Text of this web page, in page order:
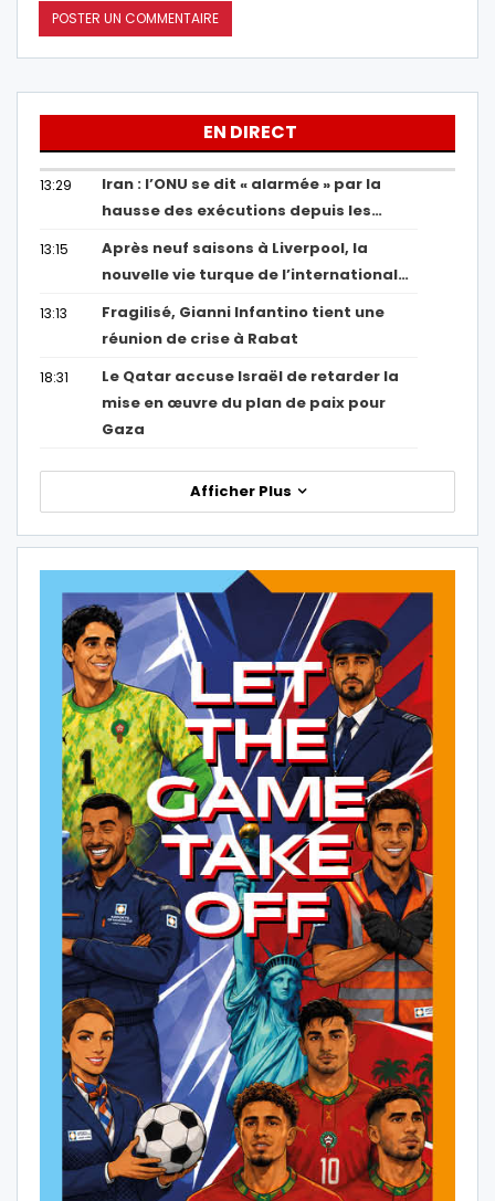
EN DIRECT
13:29
Iran : l’ONU se dit « alarmée » par la
hausse des exécutions depuis les…
13:15
Après neuf saisons à Liverpool, la
nouvelle vie turque de l’international…
13:13
Fragilisé, Gianni Infantino tient une
réunion de crise à Rabat
18:31
Le Qatar accuse Israël de retarder la
mise en œuvre du plan de paix pour
Gaza
Afficher Plus